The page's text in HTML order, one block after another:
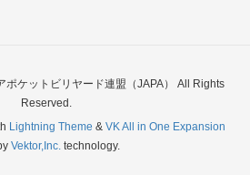
ケットビリヤード連盟（JAPA） All Rights
Reserved.
Lightning Theme & VK All in One Expansion
Vektor,Inc.technology.